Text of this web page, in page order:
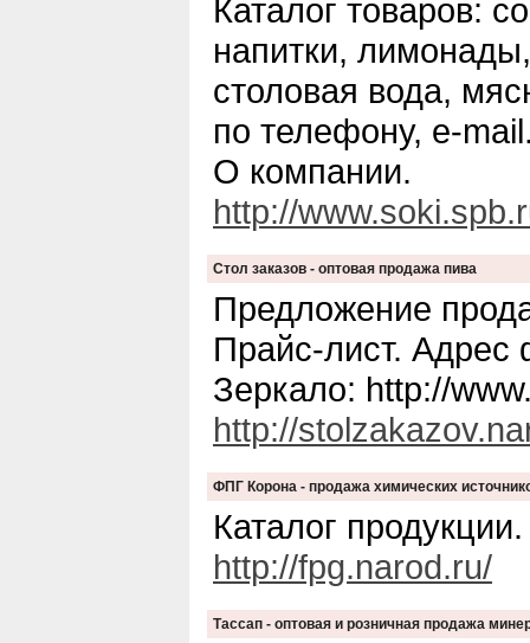
Каталог товаров:
напитки,
столовая вода,
по телефону, e-
О компании.
http://
Стол заказов - оптовая продажа пива
Предложение
Прайс-лист.
Зеркало: http://
http://
ФПГ Корона - продажа химических
Каталог
http://fpg.narod.ru/
Тассап - оптовая и розничная продажа